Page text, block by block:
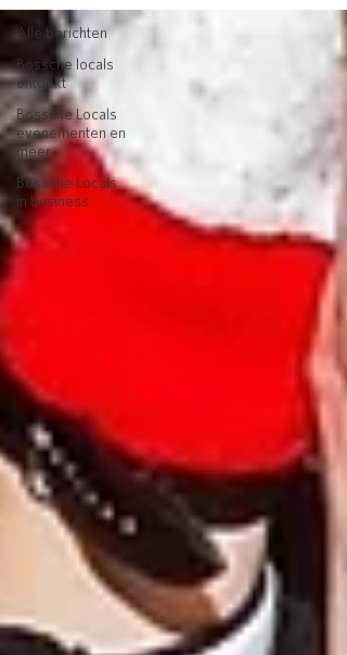
Alle berichten
Bossche locals
ontdekt
Bossche Locals
evenementen en
meer
Bossche Locals
in business